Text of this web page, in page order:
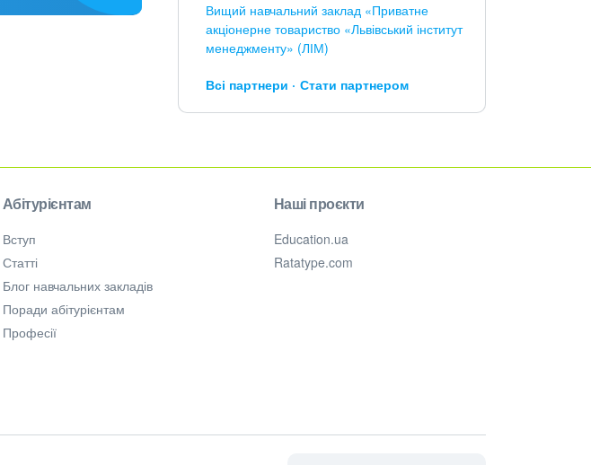
Вищий навчальний заклад «Приватне
акціонерне товариство «Львівський інститут
менеджменту» (ЛІМ)
Всі партнери Стати партнером
Абітурієнтам
Вступ
Статті
Блог навчальних закладів
Поради абітурієнтам
Професії
Наші проєкти
Education.ua
Ratatype.com